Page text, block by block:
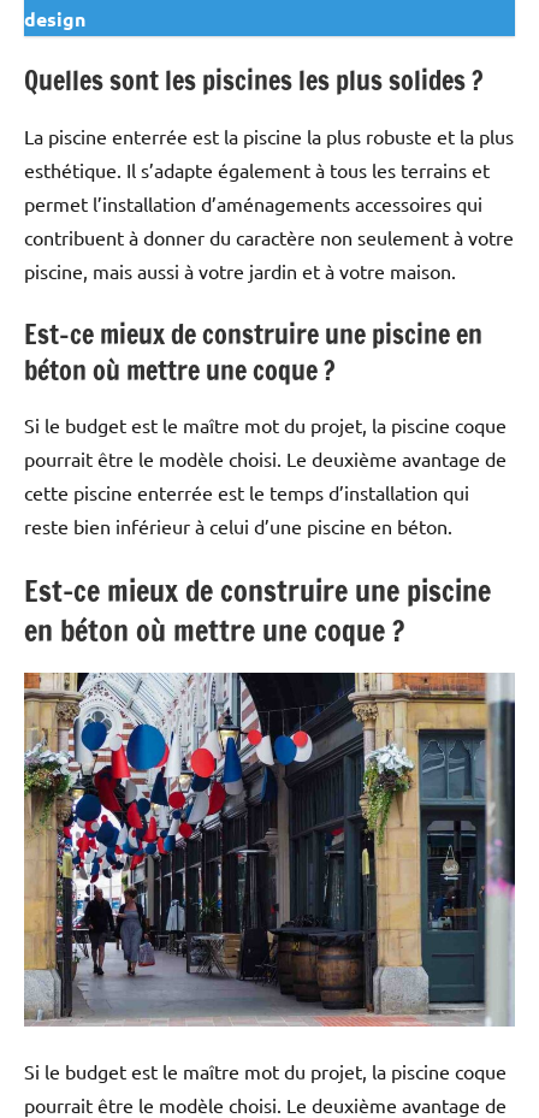
design
Quelles sont les piscines les plus solides ?
La piscine enterrée est la piscine la plus robuste et la plus
esthétique. Il s’adapte également à tous les terrains et
permet l’installation d’aménagements accessoires qui
contribuent à donner du caractère non seulement à votre
piscine, mais aussi à votre jardin et à votre maison.
Est-ce mieux de construire une piscine en
béton où mettre une coque ?
Si le budget est le maître mot du projet, la piscine coque
pourrait être le modèle choisi. Le deuxième avantage de
cette piscine enterrée est le temps d’installation qui
reste bien inférieur à celui d’une piscine en béton.
Est-ce mieux de construire une piscine
en béton où mettre une coque ?
Si le budget est le maître mot du projet, la piscine coque
pourrait être le modèle choisi. Le deuxième avantage de